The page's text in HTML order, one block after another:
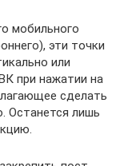
мобильного
эти точки
или
при нажатии на
сделать
Останется лишь